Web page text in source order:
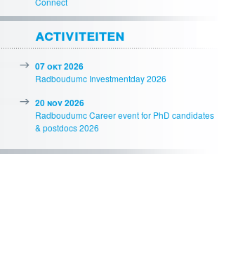
activiteiten
07 okt 2026
Radboudumc Investmentday 2026
20 nov 2026
Radboudumc Career event for PhD candidates
& postdocs 2026